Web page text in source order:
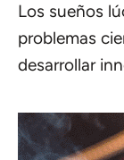
Los sueños
problemas
desarrollar